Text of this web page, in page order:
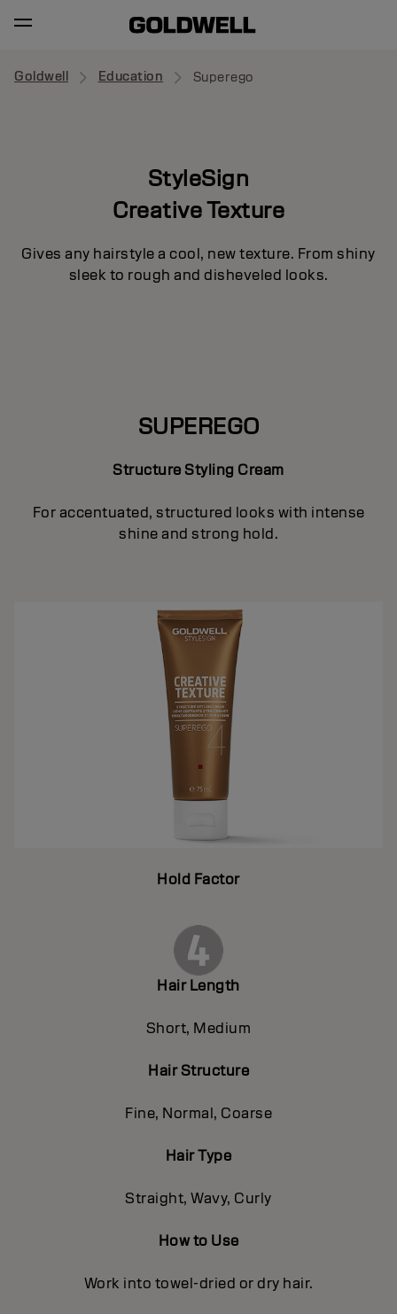
Goldwell Education Superego
StyleSign
Creative Texture
Gives any hairstyle a cool, new texture. From shiny
sleek to rough and disheveled looks.
SUPEREGO
Structure Styling Cream
For accentuated, structured looks with intense
shine and strong hold.
Hold Factor
Hair Length
Short, Medium
Hair Structure
Fine, Normal, Coarse
Hair Type
Straight, Wavy, Curly
How to Use
Work into towel-dried or dry hair.